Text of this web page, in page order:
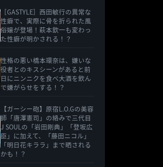
［GASTYLE］西田敏行の異常な
性癖で、実際に骨を折られた風
俗嬢が登場！萩本欽一も変わっ
た性癖が明かされる！？
性格の悪い橋本環奈は、嫌いな
役者とのキスシーンがあると前
日にニンニクを食べ大酒を飲ん
で嫌がらせをする！？
【ガーシー砲】原宿L.O.Gの美容
師「唐澤憲司」の絡みで三代目
J SOULの「岩田剛典」「登坂広
臣」に加えて、「藤田ニコル」
「明日花キララ」まで晒される
かも！？